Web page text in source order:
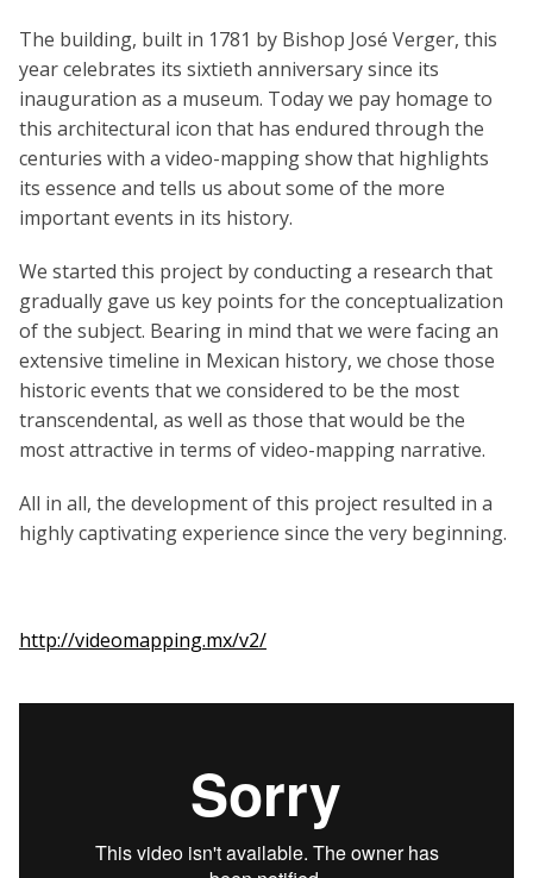
The building, built in 1781 by Bishop José Verger, this
year celebrates its sixtieth anniversary since its
inauguration as a museum. Today we pay homage to
this architectural icon that has endured through the
centuries with a video-mapping show that highlights
its essence and tells us about some of the more
important events in its history.
We started this project by conducting a research that
gradually gave us key points for the conceptualization
of the subject. Bearing in mind that we were facing an
extensive timeline in Mexican history, we chose those
historic events that we considered to be the most
transcendental, as well as those that would be the
most attractive in terms of video-mapping narrative.
All in all, the development of this project resulted in a
highly captivating experience since the very beginning.
http://videomapping.mx/v2/